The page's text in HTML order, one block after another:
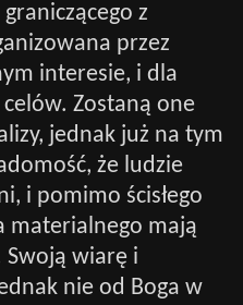
z
przez
interesie, i dla
Zostaną one
jednak już na tym
że ludzie
i pomimo ścisłego
materialnego mają
wiarę i
nie od Boga w